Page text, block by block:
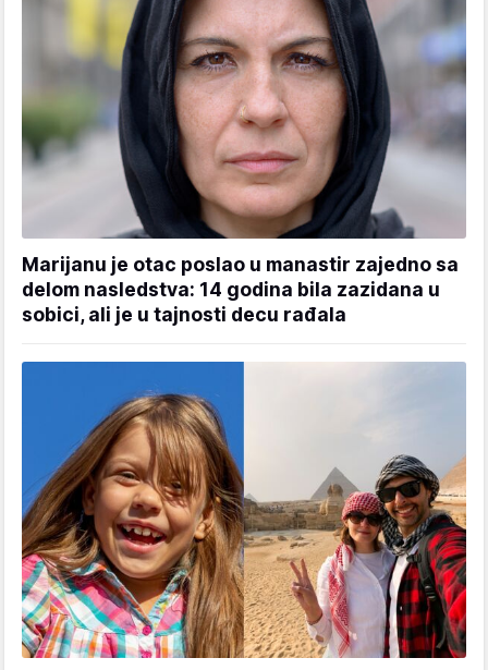
Marijanu je otac poslao u manastir zajedno sa
delom nasledstva: 14 godina bila zazidana u
sobici, ali je u tajnosti decu rađala